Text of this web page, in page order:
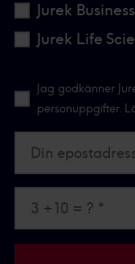
Jurek
Jurek Life
Jag godkänner
personuppgifter.
Din
3 + 10 = ? *